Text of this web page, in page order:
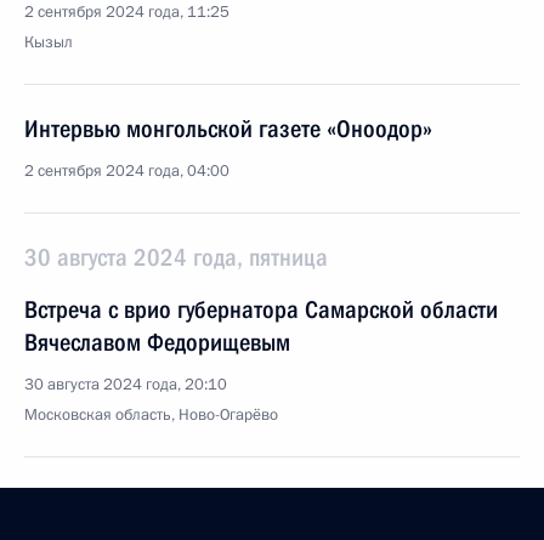
2 сентября 2024 года, 11:25
Кызыл
Интервью монгольской газете «Оноодор»
2 сентября 2024 года, 04:00
30 августа 2024 года, пятница
Встреча с врио губернатора Самарской области
Вячеславом Федорищевым
30 августа 2024 года, 20:10
Московская область, Ново-Огарёво